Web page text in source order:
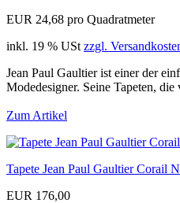
EUR 24,68 pro Quadratmeter
inkl. 19 % USt zzgl.
Jean Paul Gaultier ist einer der
Modedesigner. Seine Tapeten, die
Zum Artikel
Tapete Jean Paul Gaultier Corail
EUR 176,00